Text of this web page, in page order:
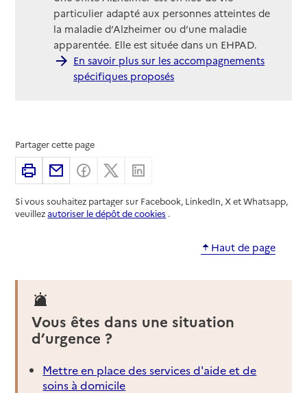
particulier adapté aux personnes atteintes de
la maladie d’Alzheimer ou d’une maladie
apparentée. Elle est située dans un EHPAD.
En savoir plus sur les accompagnements
spécifiques proposés
Partager cette page
ImprimerPartager par email
Partager sur Facebook
Partager sur X
Si vous souhaitez partager sur Facebook, LinkedIn, X et Whatsapp,
veuillezautoriser le dépôt de cookies .
Haut de page
Vous êtes dans une situation
d’urgence ?
Mettre en place des services d'aide et de
soins à domicile